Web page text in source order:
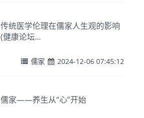
传统医学伦理在儒家人生观的影响
(健康论坛...
儒家 2024-12-06 07:45:12
儒家——养生从“心”开始